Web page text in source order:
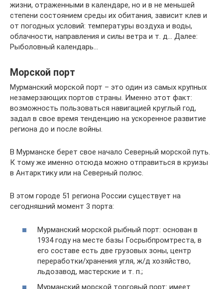
жизни, отраженными в календаре, но и в не меньшей
степени состоянием среды их обитания, зависит клев и
от погодных условий: температуры воздуха и воды,
облачности, направления и силы ветра и т. д… Далее:
Рыболовный календарь…
Морской порт
Мурманский морской порт – это один из самых крупных
незамерзающих портов страны. Именно этот факт:
возможность пользоваться навигацией круглый год,
задал в свое время тенденцию на ускоренное развитие
региона до и после войны.
В Мурманске берет свое начало Северный морской путь.
К тому же именно отсюда можно отправиться в круизы
в Антарктику или на Северный полюс.
В этом городе 51 региона России существует на
сегодняшний момент 3 порта:
Мурманский морской рыбный порт: основан в
1934 году на месте базы Госрыбпромтреста, в
его составе есть две грузовых зоны, центр
переработки/хранения угля, ж/д хозяйство,
льдозавод, мастерские и т. п.;
Мурманский морской торговый порт: имеет